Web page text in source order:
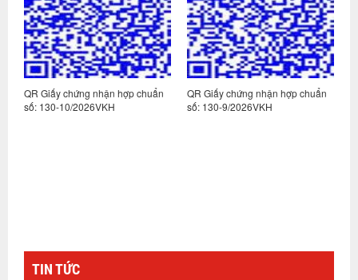
QR Giấy chứng nhận hợp chuẩn
số: 130-10/2026VKH
QR Giấy chứng nhận hợp chuẩn
số: 130-9/2026VKH
TIN TỨC